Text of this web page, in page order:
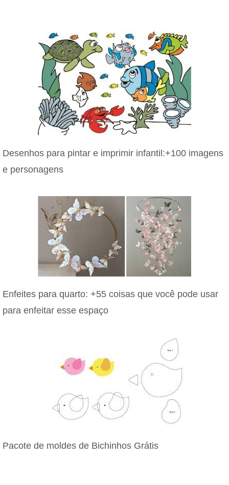
Desenhos para pintar e imprimir infantil:+100 imagens
e personagens
Enfeites para quarto: +55 coisas que você pode usar
para enfeitar esse espaço
Pacote de moldes de Bichinhos Grátis